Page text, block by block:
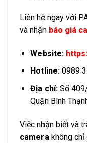
Liên hệ ngay với
và nhận báo giá
Website:
Hotline:0989
Địa chỉ:Số
Quận Bình
Việc nhận biết và
camera không chỉ